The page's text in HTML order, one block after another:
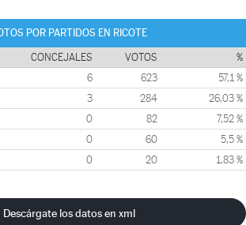
POR PARTIDOS EN RICOTE
CONCEJALES VOTOS %
6 623 57,1 %
3 284 26,03 %
0 82 7,52 %
0 60 5,5 %
0 20 1,83 %
Descárgate los datos en xml